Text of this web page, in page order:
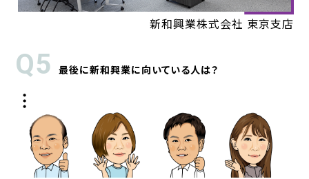
新和興業株式会社 東京支店
Q5 最後に新和興業に向いている人は？